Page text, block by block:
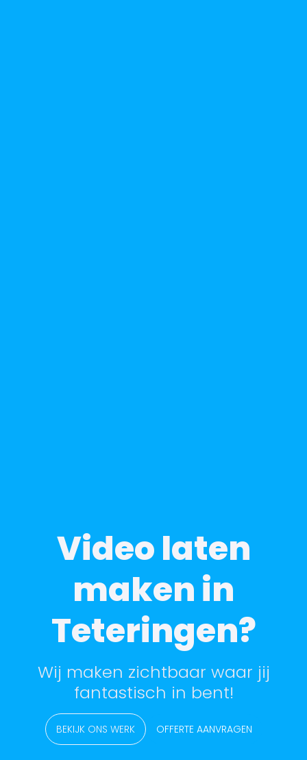
Video laten
maken in
Teteringen?
Wij maken zichtbaar waar jij
fantastisch in bent!
BEKIJK ONS WERK OFFERTE AANVRAGEN